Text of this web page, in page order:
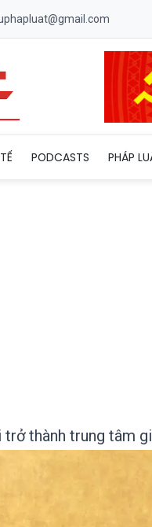
PODCASTS PHÁP
thành trung tâm